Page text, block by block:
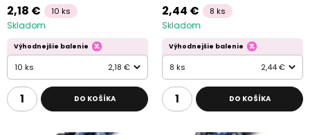
2,18 € 10 ks
Skladom
Výhodnejšie balenie
10 ks 2,18 €
DO KOŠÍKA
2,44 € 8 ks
Skladom
Výhodnejšie balenie
8 ks 2,44 €
DO KOŠÍKA